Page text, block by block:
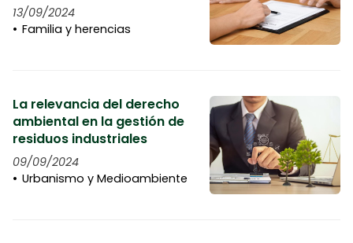
13/09/2024
Familia y herencias
La relevancia del derecho
ambiental en la gestión de
residuos industriales
09/09/2024
Urbanismo y Medioambiente